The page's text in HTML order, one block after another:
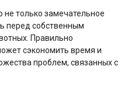
не только замечательное
перед собственным
Правильно
сэкономить время и
проблем, связанных с